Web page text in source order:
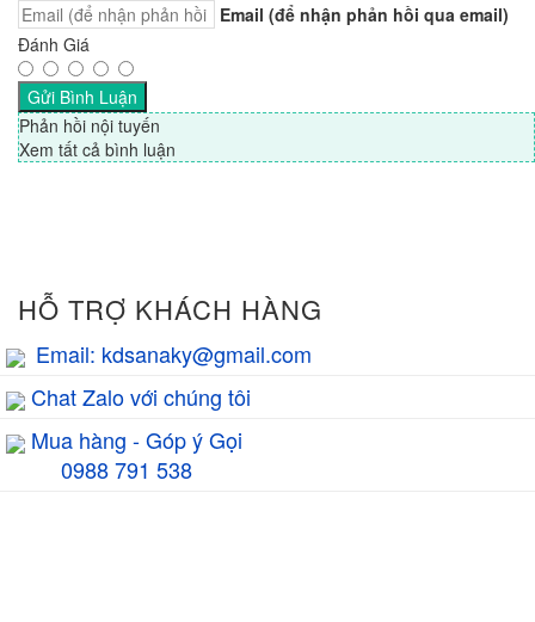
Email (để nhận phản hồi qua email)
Đánh Giá
Phản hồi nội tuyến
Xem tất cả bình luận
HỖ TRỢ KHÁCH HÀNG
Email: kdsanaky@gmail.com
Chat Zalo với chúng tôi
Mua hàng - Góp ý Gọi
0988 791 538